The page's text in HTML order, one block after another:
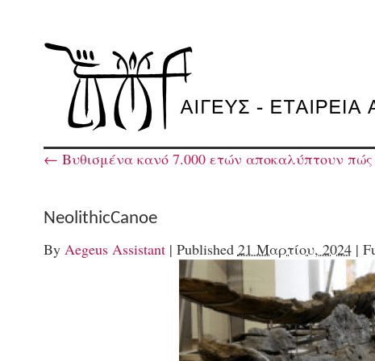
← Βυθισμένα κανό 7.000 ετών αποκαλύπτουν πώς
NeolithicCanoe
By Aegeus Assistant | Published 21 Μαρτίου, 2024 |